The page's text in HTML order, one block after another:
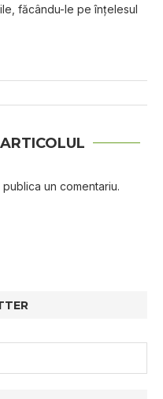
făcându-le pe înțelesul
un comentariu.